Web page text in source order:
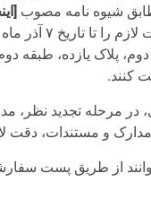
]
، جداول
شیوه نامه رتبه بندی، در
و مستندات، دقت
از طریق پست